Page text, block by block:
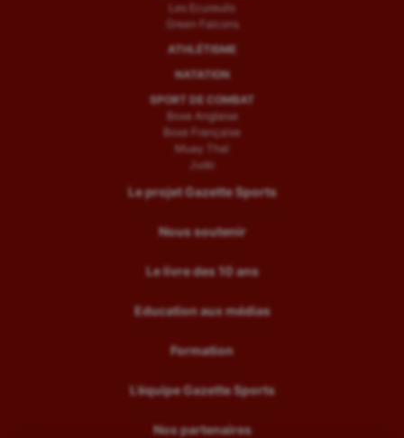
Les Ecureuils
Green Falcons
ATHLÉTISME
NATATION
SPORT DE COMBAT
Boxe Anglaise
Boxe Française
Muay Thaï
Judo
Le projet Gazette Sports
Nous soutenir
Le livre des 10 ans
Education aux médias
Formation
L’équipe Gazette Sports
Nos partenaires